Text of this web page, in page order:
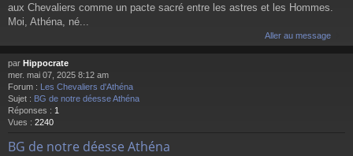
aux Chevaliers comme un pacte sacré entre les astres et les Hommes.
Moi, Athéna, né...
Aller au message
par Hippocrate
mer. mai 07, 2025 8:12 am
Forum : Les Chevaliers d'Athéna
Sujet : BG de notre déesse Athéna
Réponses : 1
Vues : 2240
BG de notre déesse Athéna